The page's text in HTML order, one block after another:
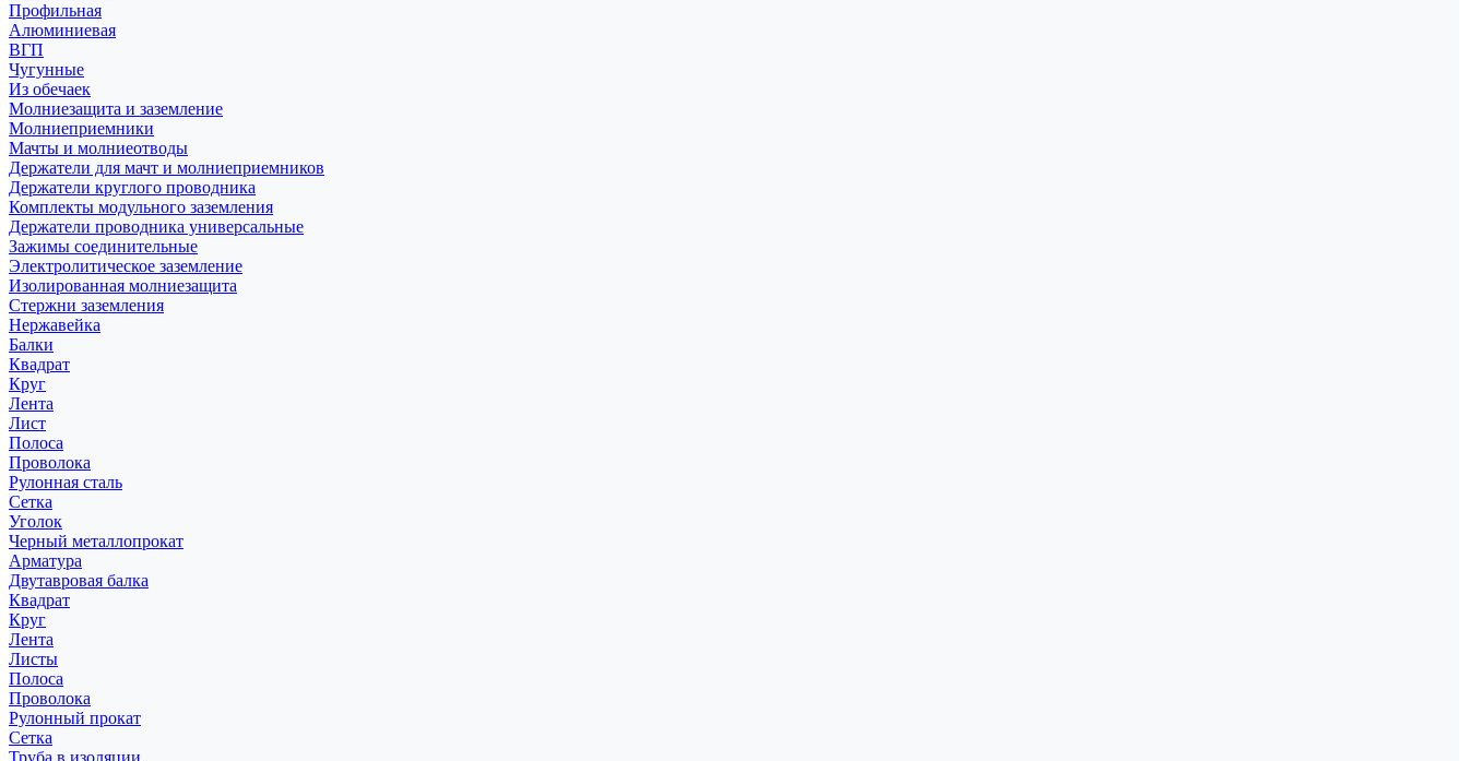
Профильная
Алюминиевая
ВГП
Чугунные
Из обечаек
Молниезащита и заземление
Молниеприемники
Мачты и молниеотводы
Держатели для мачт и молниеприемников
Держатели круглого проводника
Комплекты модульного заземления
Держатели проводника универсальные
Зажимы соединительные
Электролитическое заземление
Изолированная молниезащита
Стержни заземления
Нержавейка
Балки
Квадрат
Круг
Лента
Лист
Полоса
Проволока
Рулонная сталь
Сетка
Уголок
Черный металлопрокат
Арматура
Двутавровая балка
Квадрат
Круг
Лента
Листы
Полоса
Проволока
Рулонный прокат
Сетка
Труба в изоляции